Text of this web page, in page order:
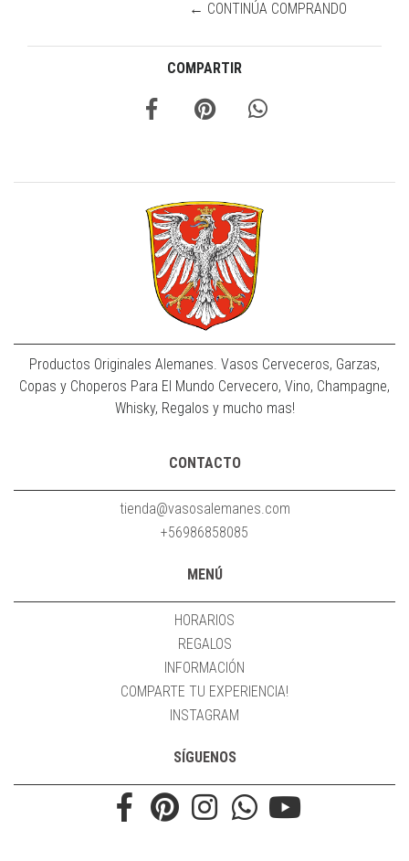
← CONTINÚA COMPRANDO
COMPARTIR
Productos Originales Alemanes. Vasos Cerveceros, Garzas,
Copas y Choperos Para El Mundo Cervecero, Vino, Champagne,
Whisky, Regalos y mucho mas!
CONTACTO
tienda@vasosalemanes.com
+56986858085
MENÚ
HORARIOS
REGALOS
INFORMACIÓN
COMPARTE TU EXPERIENCIA!
INSTAGRAM
SÍGUENOS